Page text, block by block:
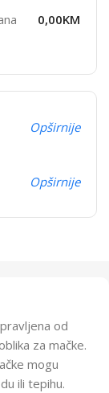
0,00KM
Opširnije
Opširnije
od
za mačke.
mogu
ili tepihu.